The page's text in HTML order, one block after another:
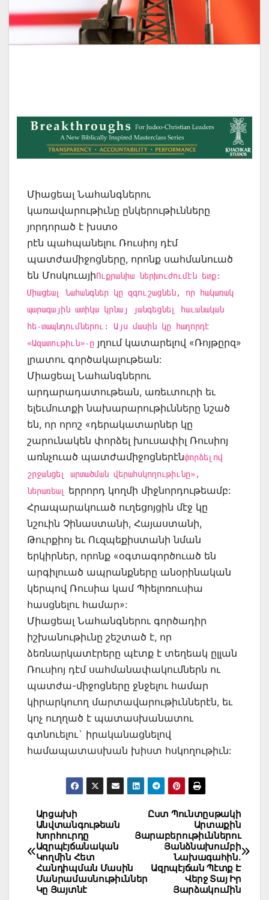
Միացեալ Նահանգներու
կառավարութիւնը ընկերութիւնները
յորդորած է խստօ
րէն պահպանելու Ռուսիոյ դէմ
պատժամիջոցները, որոնք սահմանուած
են ՄոսկուայիՈւքրանիա ներխուժումէն ետք:
Միացեալ Նահանգներ կը զգուշացնեն, որ հակառակ
պարագային ատիկա կրնայ յանգեցնել հաւանական
հե-տապնդումներու: Այս մասին կը հաղորդէ
«Ազատութիւն»-ը յղում կատարելով «Ռոյթըրզ»
լրատու գործակալութեան:
Միացեալ Նահանգներու
արդարադատութեան, առեւտուրի եւ
ելեւմուտքի նախարարութիւնները նշած
են, որ որոշ «դերակատարներ կը
շարունակեն փորձել խուսափիլ Ռուսիոյ
առնչուած պատժամիջոցներէնփորձելով
շրջանցել արտածման վերահսկողութիւնը»,
ներառեալ
երրորդ կողմի միջնորդութեամբ:
Հրապարակուած ուղեցոյցին մէջ կը
նշուին Չինաստանի, Հայաստանի,
Թուրքիոյ եւ Ուզպեքիստանի նման
երկիրներ, որոնք «օգտագործուած են
արգիլուած ապրանքները անօրինական
կերպով Ռուսիա կամ Պիելոռուսիա
հասցնելու համար»:
Միացեալ Նահանգներու գործադիր
իշխանութիւնը շեշտած է, որ
ձեռնարկատէրերը պէտք է տեղեակ ըլլան
Ռուսիոյ դէմ սահմանափակումներն ու
պատժա-միջոցները ջնջելու համար
կիրարկուող մարտավարութիւններէն, եւ
կոչ ուղղած է պատասխանատու
գտնուելու` իրականացնելով
համապատասխան խիստ հսկողութիւն:
Post
navigation
Ըստ Պունտըսթակի
Արտաքին
Յարաբերութիւններու
Յանձնախումբի
Նախագահին.
Ազրպէյճան Պէտք Է
Վերջ Տայ Իր
Յարձակումին
Արցախի
Անվտանգութեան
Խորհուրդը
Ազրպէյճանական
Կողմին Հետ
Հանդիպման Մասին
Մանրամասնութիւններ
Կը Յայտնէ